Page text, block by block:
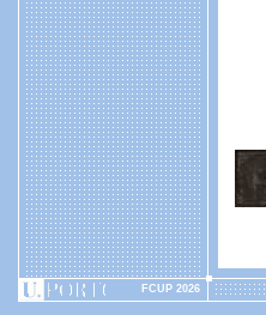
FCUP 2026